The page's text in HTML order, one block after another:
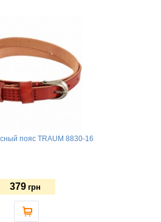
пояс TRAUM 8830-16
379 грн